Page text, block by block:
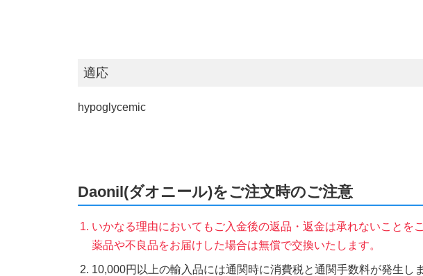
適応
hypoglycemic
Daonil(ダオニール)をご注文時のご注意
いかなる理由においてもご入金後の返品・返金は承れないこと
薬品や不良品をお届けした場合は無償で交換いたします。
10,000円以上の輸入品には通関時に消費税と通関手数料が発生